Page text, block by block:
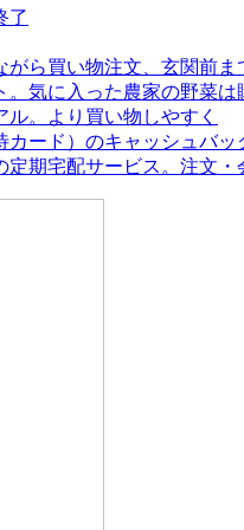
了
ら買い物注文、玄関前ま
。気に入った農家の野菜は
。より買い物しやすく
カード）のキャッシュバ
期宅配サービス。注文